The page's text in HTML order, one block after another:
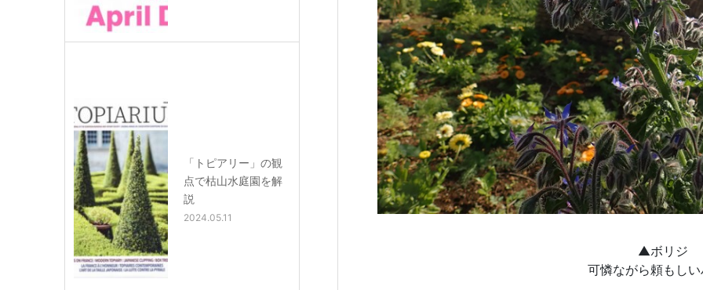
▲ボリジ
可憐ながら頼もし
「トピアリー」の観
点で枯山水庭園を解
説
2024.05.11